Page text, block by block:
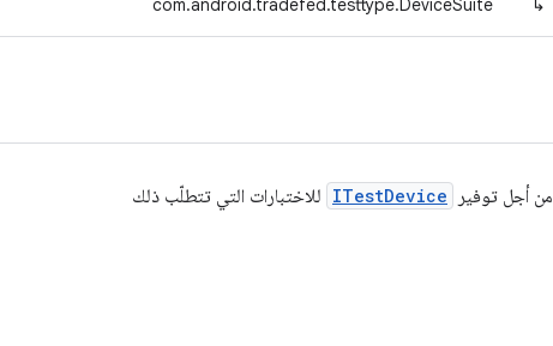
↳
com.android.tradefed.testtype.DeviceSuite
من أجل توفير ITestDevice للاختبارات التي تتطلّب ذلك